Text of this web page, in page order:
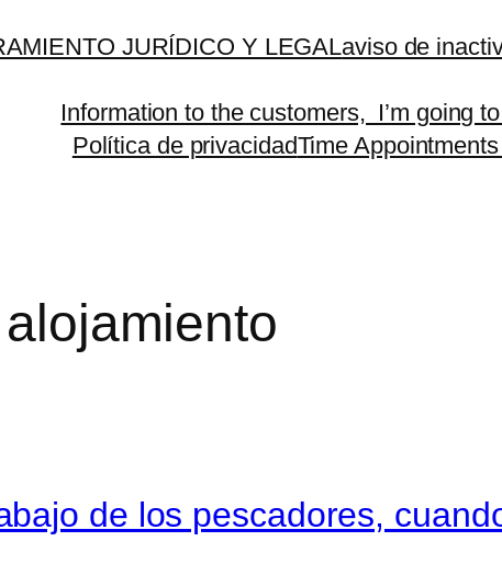
JURÍDICO Y LEGALaviso de
Information to the customers, I’m going
Política de privacidadTime
alojamiento
de los pescadores,